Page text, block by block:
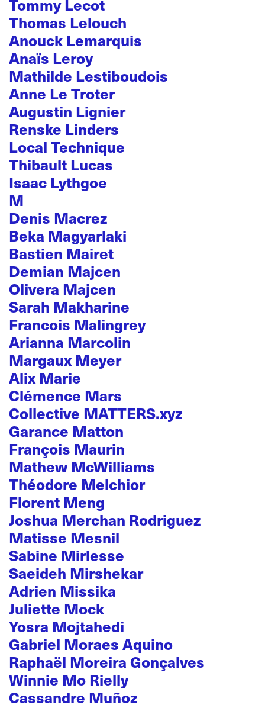
Tommy Lecot
Thomas Lelouch
Anouck Lemarquis
Anaïs Leroy
Mathilde Lestiboudois
Anne Le Troter
Augustin Lignier
Renske Linders
Local Technique
Thibault Lucas
Isaac Lythgoe
M
Denis Macrez
Beka Magyarlaki
Bastien Mairet
Demian Majcen
Olivera Majcen
Sarah Makharine
Francois Malingrey
Arianna Marcolin
Margaux Meyer
Alix Marie
Clémence Mars
Collective MATTERS.xyz
Garance Matton
François Maurin
Mathew McWilliams
Théodore Melchior
Florent Meng
Joshua Merchan Rodriguez
Matisse Mesnil
Sabine Mirlesse
Saeideh Mirshekar
Adrien Missika
Juliette Mock
Yosra Mojtahedi
Gabriel Moraes Aquino
Raphaël Moreira Gonçalves
Winnie Mo Rielly
Cassandre Muñoz